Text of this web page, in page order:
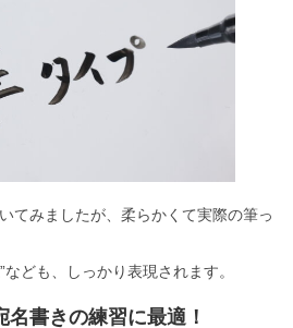
てみましたが、柔らかくて実際の筆っ
なども、しっかり表現されます。
書きの練習に最適！